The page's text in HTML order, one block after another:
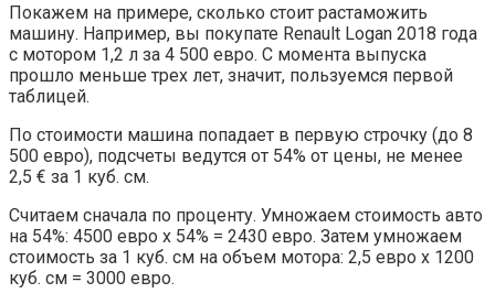
Покажем на примере, сколько стоит растаможить
машину. Например, вы покупате Renault Logan 2018 года
с мотором 1,2 л за 4 500 евро. С момента выпуска
прошло меньше трех лет, значит, пользуемся первой
таблицей.
По стоимости машина попадает в первую строчку (до 8
500 евро), подсчеты ведутся от 54% от цены, не менее
2,5 € за 1 куб. см.
Считаем сначала по проценту. Умножаем стоимость авто
на 54%: 4500 евро х 54% = 2430 евро. Затем умножаем
стоимость за 1 куб. см на объем мотора: 2,5 евро х 1200
куб. см = 3000 евро.